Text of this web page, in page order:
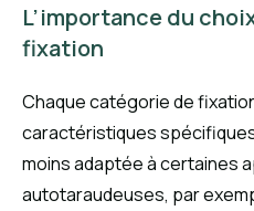
L’importance du
fixation
Chaque catégorie de
caractéristiques
moins adaptée à certaines
autotaraudeuses, par